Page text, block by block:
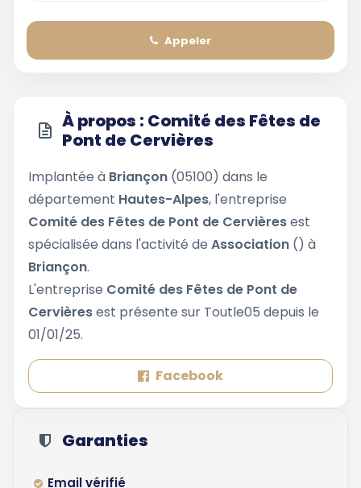
Appeler
À propos : Comité des Fêtes de
Pont de Cervières
Implantée à Briançon (05100) dans le
département Hautes-Alpes, l'entreprise
Comité des Fêtes de Pont de Cervièresest
spécialisée dans l'activité de Association () à
Briançon.
L'entreprise Comité des Fêtes de Pont de
Cervièresest présente sur Toutle05 depuis le
01/01/25.
Facebook
Garanties
Email vérifié